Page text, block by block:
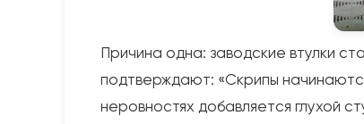
Причина одна: заводские втулки
подтверждают: «Скрипы
неровностях добавляется глухой